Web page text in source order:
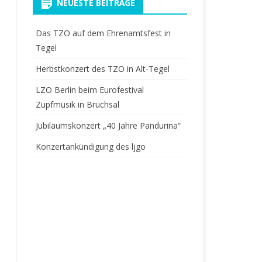
NEUESTE BEITRÄGE
Das TZO auf dem Ehrenamtsfest in
Tegel
Herbstkonzert des TZO in Alt-Tegel
LZO Berlin beim Eurofestival
Zupfmusik in Bruchsal
Jubiläumskonzert „40 Jahre Pandurina“
Konzertankündigung des ljgo